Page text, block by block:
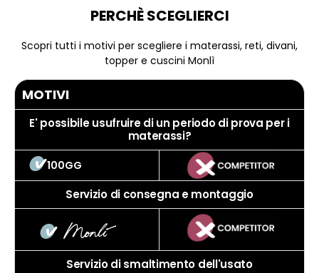
PERCHÈ SCEGLIERCI
Scopri tutti i motivi per scegliere i materassi, reti, divani,
topper e cuscini Monlì
MOTIVI
E' possibile usufruire di un periodo di prova per i
materassi?
100GG
Servizio di consegna e montaggio
Servizio di smaltimento dell'usato